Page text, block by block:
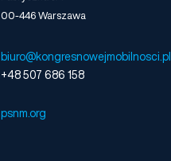
00-446 Warszawa
biuro@kongresnowejmobilnosci.pl
+48 507 686 158
psnm.org